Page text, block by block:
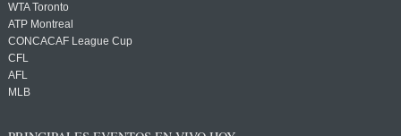
WTA Toronto
ATP Montreal
CONCACAF League Cup
CFL
AFL
MLB